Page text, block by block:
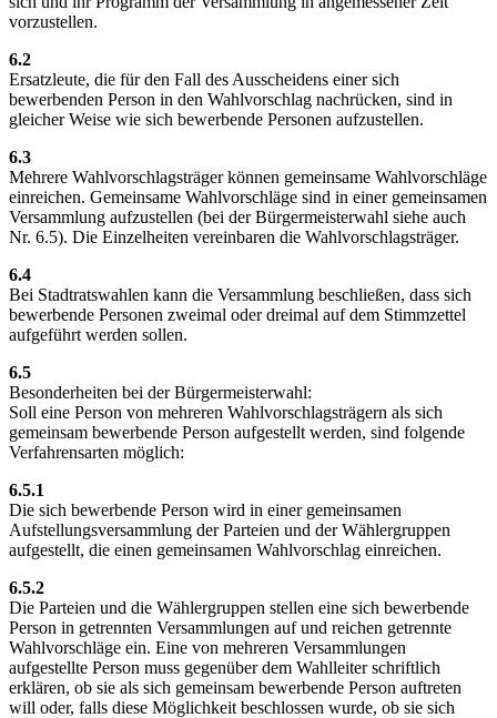
vorzustellen.
6.2
Ersatzleute, die für den Fall des Ausscheidens einer sich
bewerbenden Person in den Wahlvorschlag nachrücken, sind in
gleicher Weise wie sich bewerbende Personen aufzustellen.
6.3
Mehrere Wahlvorschlagsträger können gemeinsame Wahlvorschläge
einreichen. Gemeinsame Wahlvorschläge sind in einer gemeinsamen
Versammlung aufzustellen (bei der Bürgermeisterwahl siehe auch
Nr. 6.5). Die Einzelheiten vereinbaren die Wahlvorschlagsträger.
6.4
Bei Stadtratswahlen kann die Versammlung beschließen, dass sich
bewerbende Personen zweimal oder dreimal auf dem Stimmzettel
aufgeführt werden sollen.
6.5
Besonderheiten bei der Bürgermeisterwahl:
Soll eine Person von mehreren Wahlvorschlagsträgern als sich
gemeinsam bewerbende Person aufgestellt werden, sind folgende
Verfahrensarten möglich:
6.5.1
Die sich bewerbende Person wird in einer gemeinsamen
Aufstellungsversammlung der Parteien und der Wählergruppen
aufgestellt, die einen gemeinsamen Wahlvorschlag einreichen.
6.5.2
Die Parteien und die Wählergruppen stellen eine sich bewerbende
Person in getrennten Versammlungen auf und reichen getrennte
Wahlvorschläge ein. Eine von mehreren Versammlungen
aufgestellte Person muss gegenüber dem Wahlleiter schriftlich
erklären, ob sie als sich gemeinsam bewerbende Person auftreten
will oder, falls diese Möglichkeit beschlossen wurde, ob sie sich